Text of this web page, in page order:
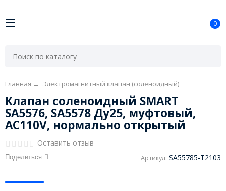
0
Главная → Электромагнитный клапан (соленоидный)
Клапан соленоидный SMART
SA5576, SA5578 Ду25, муфтовый,
AC110V, нормально открытый
Оставить отзыв
Поделиться Артикул: SA55785-T2103